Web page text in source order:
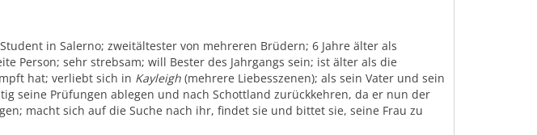
in Salerno; zweitältester von mehreren Brüdern; 6 Jahre älter als
Person; sehr strebsam; will Bester des Jahrgangs sein; ist älter als die
hat; verliebt sich in Kayleigh(mehrere Liebesszenen); als sein Vater und sein
seine Prüfungen ablegen und nach Schottland zurückkehren, da er nun der
macht sich auf die Suche nach ihr, findet sie und bittet sie, seine Frau zu